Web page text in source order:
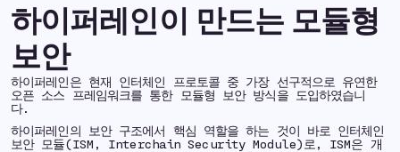
하이퍼레인이 만드는 모듈형
보안
하이퍼레인은 현재 인터체인 프로토콜 중 가장 선구적으로 유연한
오픈 소스 프레임워크를 통한 모듈형 보안 방식을 도입하였습니
다.
하이퍼레인의 보안 구조에서 핵심 역할을 하는 것이 바로 인터체인
보안 모듈(ISM, Interchain Security Module)로, ISM은 개